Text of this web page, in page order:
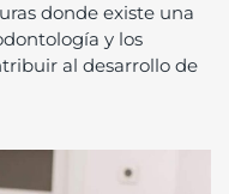
donde existe una
y los
al desarrollo de